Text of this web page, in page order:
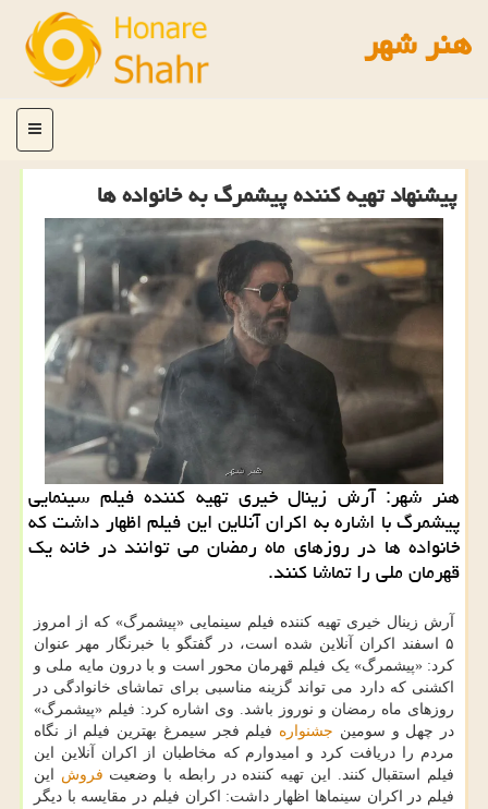
هنر شهر
منو
پیشنهاد تهیه کننده پیشمرگ به خانواده ها
هنر شهر: آرش زینال خیری تهیه کننده فیلم سینمایی
پیشمرگ با اشاره به اکران آنلاین این فیلم اظهار داشت که
خانواده ها در روزهای ماه رمضان می توانند در خانه یک
قهرمان ملی را تماشا کنند.
آرش زینال خیری تهیه کننده فیلم سینمایی «پیشمرگ» که از امروز
۵ اسفند اکران آنلاین شده است، در گفتگو با خبرنگار مهر عنوان
کرد: «پیشمرگ» یک فیلم قهرمان محور است و با درون مایه ملی و
اکشنی که دارد می تواند گزینه مناسبی برای تماشای خانوادگی در
روزهای ماه رمضان و نوروز باشد. وی اشاره کرد: فیلم «پیشمرگ»
در چهل و سومین جشنواره فیلم فجر سیمرغ بهترین فیلم از نگاه
مردم را دریافت کرد و امیدوارم که مخاطبان از اکران آنلاین این
فیلم استقبال کنند. این تهیه کننده در رابطه با وضعیت فروش این
فیلم در اکران سینماها اظهار داشت: اکران فیلم در مقایسه با دیگر